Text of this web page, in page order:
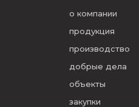
о компании
продукция
производство
добрые дела
объекты
закупки